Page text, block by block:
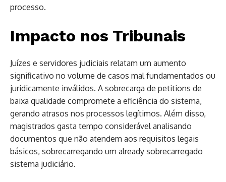
processo.
Impacto nos Tribunais
Juízes e servidores judiciais relatam um aumento
significativo no volume de casos mal fundamentados ou
juridicamente inválidos. A sobrecarga de petitions de
baixa qualidade compromete a eficiência do sistema,
gerando atrasos nos processos legítimos. Além disso,
magistrados gasta tempo considerável analisando
documentos que não atendem aos requisitos legais
básicos, sobrecarregando um already sobrecarregado
sistema judiciário.